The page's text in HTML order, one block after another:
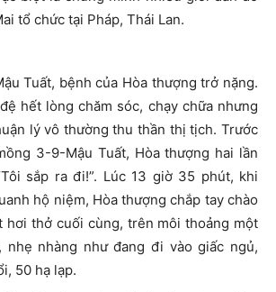
tổ chức tại Pháp, Thái Lan.
Tuất, bệnh của Hòa thượng trở nặng.
hết lòng chăm sóc, chạy chữa nhưng
lý vô thường thu thần thị tịch. Trước
3-9-Mậu Tuất, Hòa thượng hai lần
sắp ra đi!”. Lúc 13 giờ 35 phút, khi
hộ niệm, Hòa thượng chắp tay chào
hơi thở cuối cùng, trên môi thoảng một
nhẹ nhàng như đang đi vào giấc ngủ,
50 hạ lạp.